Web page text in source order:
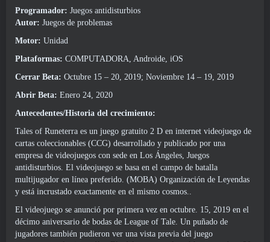
Programador: Juegos antidisturbios
Autor: Juegos de problemas
Motor: Unidad
Plataformas: COMPUTADORA, Androide, iOS
Cerrar Beta: Octubre 15 – 20, 2019; Noviembre 14 – 19, 2019
Abrir Beta: Enero 24, 2020
Antecedentes/Historia del crecimiento:
Tales of Runeterra es un juego gratuito 2 D en internet videojuego de
cartas coleccionables (CCG) desarrollado y publicado por una
empresa de videojuegos con sede en Los Ángeles, Juegos
antidisturbios. El videojuego se basa en el campo de batalla
multijugador en línea preferido. (MOBA) Organización de Leyendas
y está incrustado exactamente en el mismo cosmos..
El videojuego se anunció por primera vez en octubre. 15, 2019 en el
décimo aniversario de bodas de League of Tale. Un puñado de
jugadores también pudieron ver una vista previa del juego